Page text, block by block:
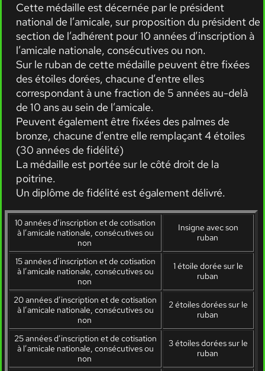
Cette médaille est décernée par le président
national de l’amicale, sur proposition du président de
section de l’adhérent pour 10 années d’inscription à
l’amicale nationale, consécutives ou non.
le ruban de cette médaille peuvent être fixées
des étoiles dorées, chacune d’entre elles
correspondant à une fraction de 5 années au-delà
de 10 ans au sein de l’amicale.
également être fixées des palmes de
bronze, chacune d’entre elle remplaçant 4 étoiles
(30 années de fidélité)
médaille est portée sur le côté droit de la
poitrine.
diplôme de fidélité est également délivré.
10 années d’inscription et de cotisation
à l’amicale nationale, consécutives ou
non
Insigne avec son
ruban
15 années d’inscription et de cotisation
à l’amicale nationale, consécutives ou
non
1 étoile dorée sur le
ruban
20 années d’inscription et de cotisation
à l’amicale nationale, consécutives ou
non
2 étoiles dorées sur le
ruban
25 années d’inscription et de cotisation
à l’amicale nationale, consécutives ou
non
3 étoiles dorées sur le
ruban